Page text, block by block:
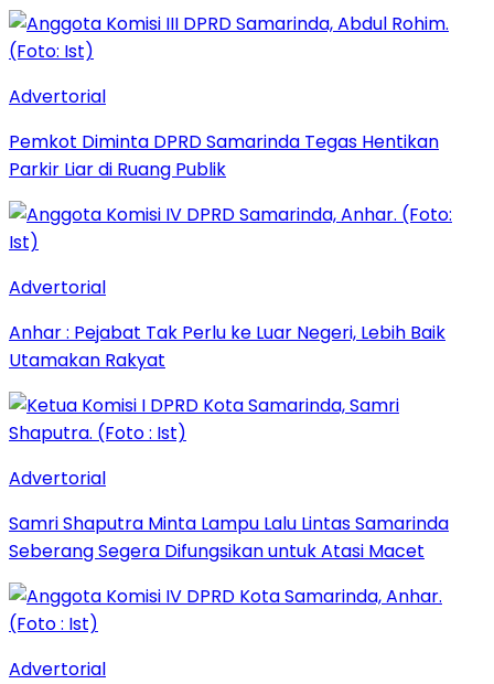
Advertorial
Pemkot Diminta DPRD Samarinda Tegas Hentikan
Parkir Liar di Ruang Publik
Advertorial
Anhar : Pejabat Tak Perlu ke Luar Negeri, Lebih Baik
Utamakan Rakyat
Advertorial
Samri Shaputra Minta Lampu Lalu Lintas Samarinda
Seberang Segera Difungsikan untuk Atasi Macet
Advertorial